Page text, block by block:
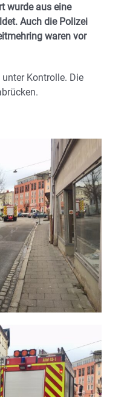
wurde aus eine
Auch die Polizei
waren vor
Kontrolle. Die